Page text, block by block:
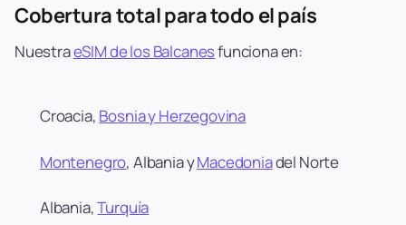
Cobertura total para todo el país
NuestraeSIM de los Balcanesfunciona en:
Croacia, Bosnia y Herzegovina
Montenegro, Albania yMacedoniadel Norte
Albania,Turquía